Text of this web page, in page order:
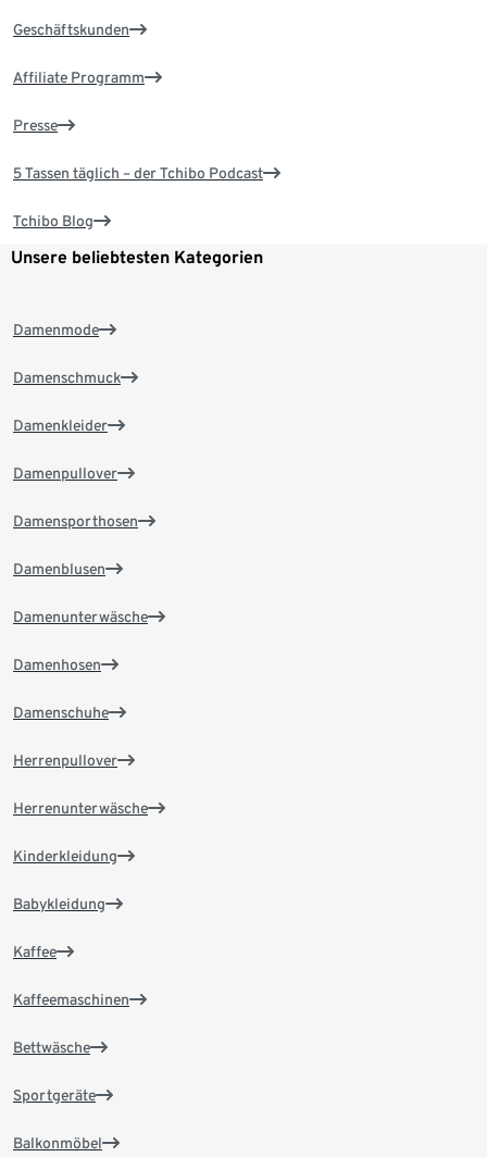
Geschäftskunden
Affiliate Programm
Presse
5 Tassen täglich – der Tchibo Podcast
Tchibo Blog
Unsere beliebtesten Kategorien
Damenmode
Damenschmuck
Damenkleider
Damenpullover
Damensporthosen
Damenblusen
Damenunterwäsche
Damenhosen
Damenschuhe
Herrenpullover
Herrenunterwäsche
Kinderkleidung
Babykleidung
Kaffee
Kaffeemaschinen
Bettwäsche
Sportgeräte
Balkonmöbel